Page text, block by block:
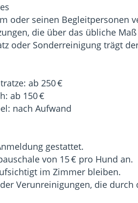
oder seinen Begleitpersonen
die über das übliche
oder Sonderreinigung trägt
ab 250 €
ab 150 €
nach Aufwand
gestattet.
von 15 € pro Hund an.
im Zimmer bleiben.
Verunreinigungen, die durch